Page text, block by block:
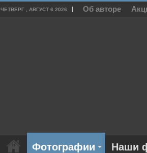
ЧЕТВЕРГ , АВГУСТ 6 2026 Об авторе
Фотографии Наши